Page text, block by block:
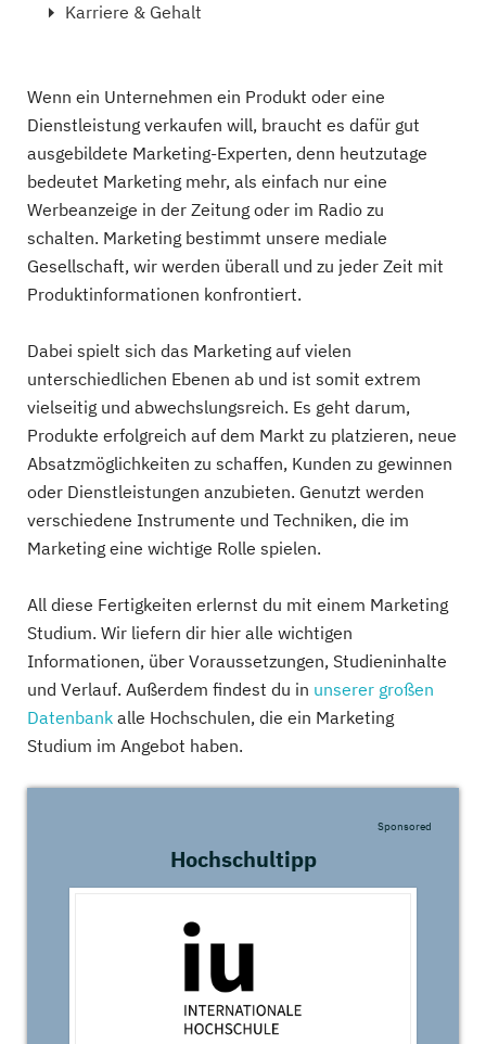
Karriere & Gehalt
Wenn ein Unternehmen ein Produkt oder eine
Dienstleistung verkaufen will, braucht es dafür gut
ausgebildete Marketing-Experten, denn heutzutage
bedeutet Marketing mehr, als einfach nur eine
Werbeanzeige in der Zeitung oder im Radio zu
schalten. Marketing bestimmt unsere mediale
Gesellschaft, wir werden überall und zu jeder Zeit mit
Produktinformationen konfrontiert.
Dabei spielt sich das Marketing auf vielen
unterschiedlichen Ebenen ab und ist somit extrem
vielseitig und abwechslungsreich. Es geht darum,
Produkte erfolgreich auf dem Markt zu platzieren, neue
Absatzmöglichkeiten zu schaffen, Kunden zu gewinnen
oder Dienstleistungen anzubieten. Genutzt werden
verschiedene Instrumente und Techniken, die im
Marketing eine wichtige Rolle spielen.
All diese Fertigkeiten erlernst du mit einem Marketing
Studium. Wir liefern dir hier alle wichtigen
Informationen, über Voraussetzungen, Studieninhalte
und Verlauf. Außerdem findest du in unserer großen
Datenbank alle Hochschulen, die ein Marketing
Studium im Angebot haben.
Hochschultipp
Sponsored